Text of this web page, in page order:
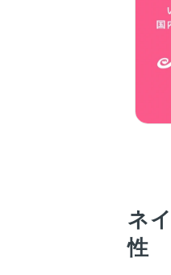
ネ
性